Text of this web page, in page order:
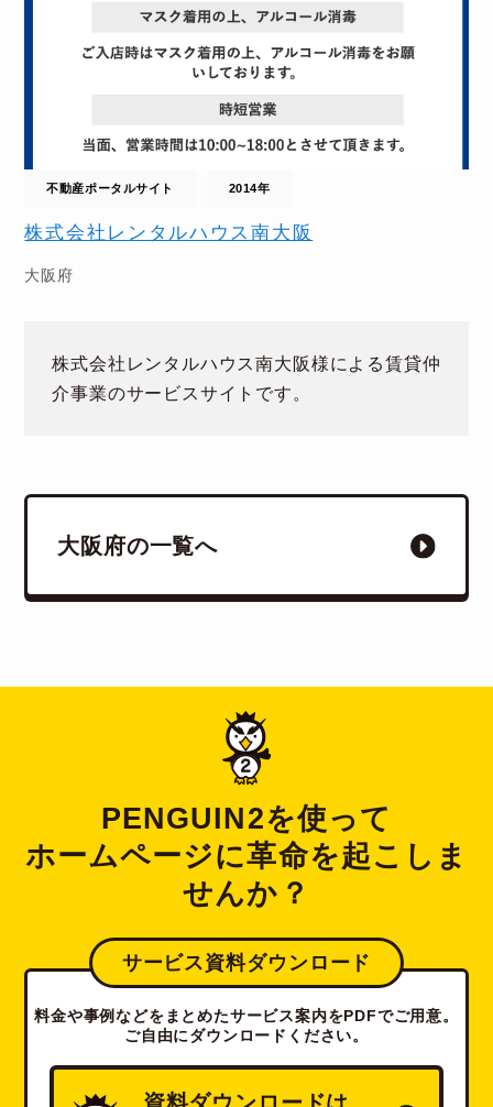
不動産ポータルサイト 2014年
株式会社レンタルハウス南大阪
大阪府
株式会社レンタルハウス南大阪様による賃貸仲
介事業のサービスサイトです。
大阪府の一覧へ
PENGUIN2を使って
ホームページに革命を起こしま
せんか？
サービス資料ダウンロード
料金や事例などをまとめたサービス案内をPDFでご用意。
ご自由にダウンロードください。